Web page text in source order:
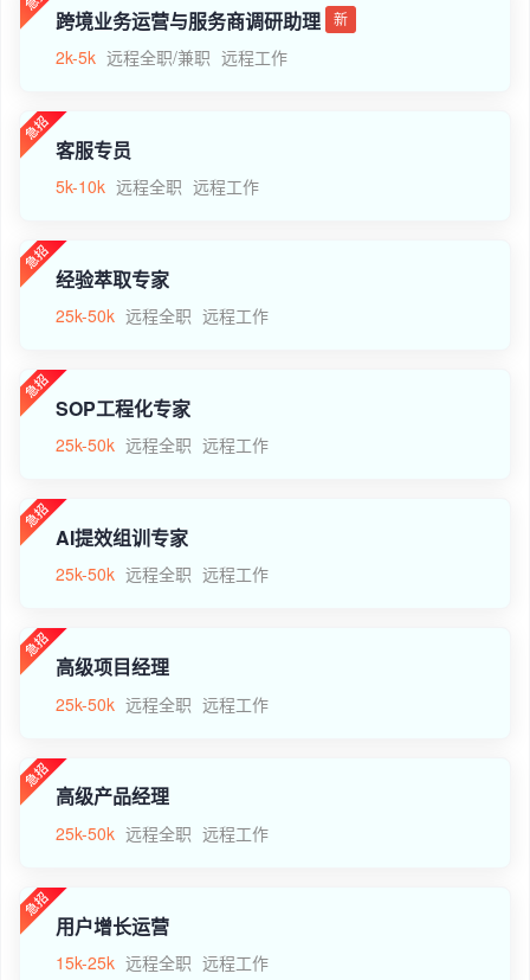
跨境业务运营与服务商调研助理 新
2k-5k 远程全职/兼职 远程工作
客服专员
5k-10k 远程全职 远程工作
经验萃取专家
25k-50k 远程全职 远程工作
SOP工程化专家
25k-50k 远程全职 远程工作
AI提效组训专家
25k-50k 远程全职 远程工作
高级项目经理
25k-50k 远程全职 远程工作
高级产品经理
25k-50k 远程全职 远程工作
用户增长运营
15k-25k 远程全职 远程工作